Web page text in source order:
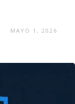
MAYO 1, 2026